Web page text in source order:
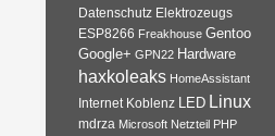
Datenschutz Elektrozeugs
ESP8266 Freakhouse Gentoo
Google+ GPN22 Hardware
haxkoleaks HomeAssistant
Internet Koblenz LED Linux
mdrza Microsoft Netzteil PHP